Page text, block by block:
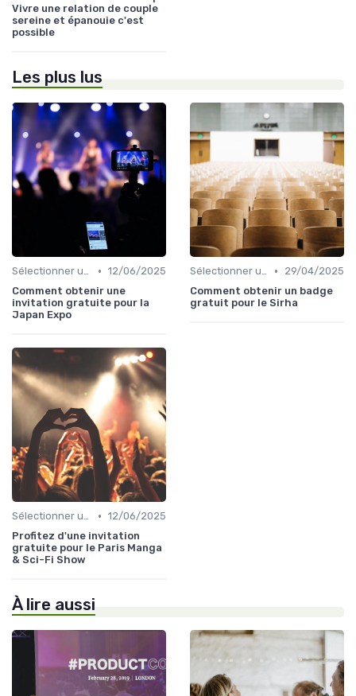
Vivre une relation de couple
sereine et épanouie c'est
possible
Les plus lus
Sélectionner un Événement à Visiter • 12/06/2025
Comment obtenir une
invitation gratuite pour la
Japan Expo
Sélectionner un Événement à Visiter •
29/04/2025
Comment obtenir un badge
gratuit pour le Sirha
Sélectionner un Événement à Visiter • 12/06/2025
Profitez d'une invitation
gratuite pour le Paris Manga
& Sci-Fi Show
À lire aussi